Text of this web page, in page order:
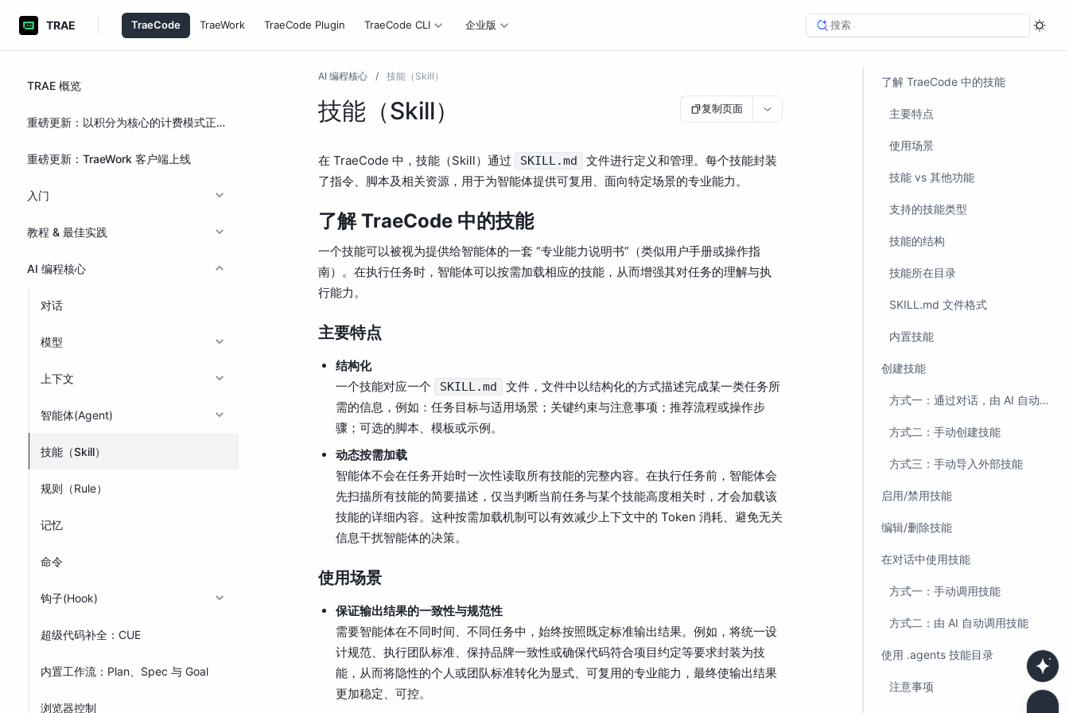
TRAE TraeCode TraeWork TraeCode Plugin TraeCode CLI 企业版
TRAE 概览
重磅更新：以积分为核心的计费模式正式上线
重磅更新：TraeWork 客户端上线
入门
教程 & 最佳实践
AI 编程核心
对话
模型
上下文
智能体(Agent)
技能（Skill）
规则（Rule）
记忆
命令
钩子(Hook)
超级代码补全：CUE
内置工作流：Plan、Spec 与 Goal
浏览器控制
AI 编程核心 / 技能（Skill）
技能（Skill） 复制页面
在 TraeCode 中，技能（Skill）通过 SKILL.md
文件进行定义和管理。每个技能封装
了指令、脚本及相关资源，用于为智能体提供可复用、面向特定场景的专业能力。
了解 TraeCode 中的技能
一个技能可以被视为提供给智能体的一套 “专业能力说明书”（类似用户手册或操作指
南）。在执行任务时，智能体可以按需加载相应的技能，从而增强其对任务的理解与执
行能力。
主要特点
结构化
一个技能对应一个
SKILL.md
文件，文件中以结构化的方式描述完成某一类任务所
需的信息，例如：任务目标与适用场景；关键约束与注意事项；推荐流程或操作步
骤；可选的脚本、模板或示例。
动态按需加载
智能体不会在任务开始时一次性读取所有技能的完整内容。在执行任务前，智能体会
先扫描所有技能的简要描述，仅当判断当前任务与某个技能高度相关时，才会加载该
技能的详细内容。这种按需加载机制可以有效减少上下文中的 Token 消耗、避免无关
信息干扰智能体的决策。
使用场景
保证输出结果的一致性与规范性
需要智能体在不同时间、不同任务中，始终按照既定标准输出结果。例如，将统一设
计规范、执行团队标准、保持品牌一致性或确保代码符合项目约定等要求封装为技
能，从而将隐性的个人或团队标准转化为显式、可复用的专业能力，最终使输出结果
更加稳定、可控。
了解 TraeCode 中的技能
主要特点
使用场景
技能 vs 其他功能
支持的技能类型
技能的结构
技能所在目录
SKILL.md 文件格式
内置技能
创建技能
方式一：通过对话，由 AI 自动创建技能
方式二：手动创建技能
方式三：手动导入外部技能
启用/禁用技能
编辑/删除技能
在对话中使用技能
方式一：手动调用技能
方式二：由 AI 自动调用技能
使用 .agents 技能目录
注意事项